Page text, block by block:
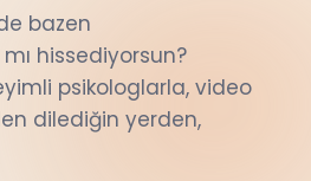
bazen
mı hissediyorsun?
psikologlarla, video
dilediğin yerden,